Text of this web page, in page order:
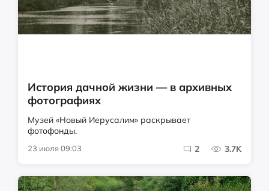
История дачной жизни — в архивных
фотографиях
Музей «Новый Иерусалим» раскрывает
фотофонды.
23 июля 09:03 2 3.7K